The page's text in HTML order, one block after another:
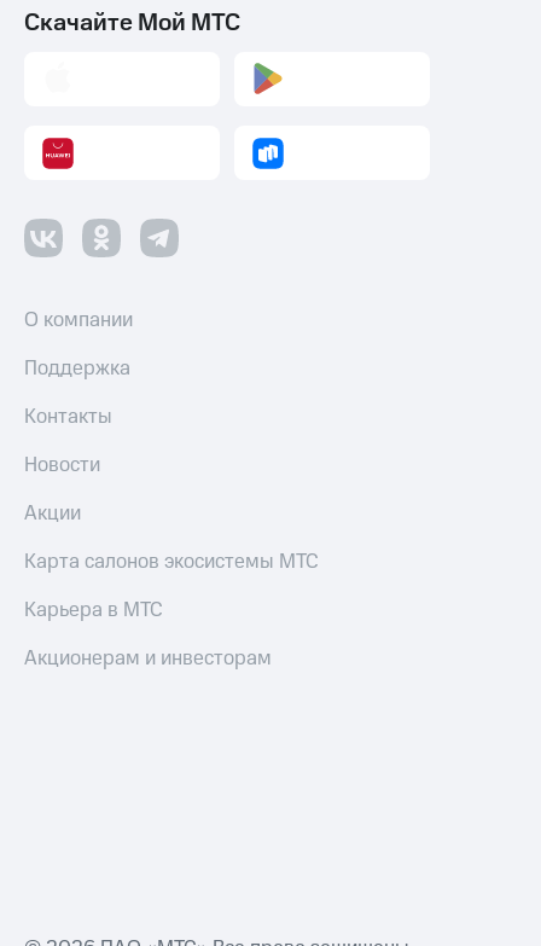
Скачайте Мой МТС
О компании
Поддержка
Контакты
Новости
Акции
Карта салонов экосистемы МТС
Карьера в МТС
Акционерам и инвесторам